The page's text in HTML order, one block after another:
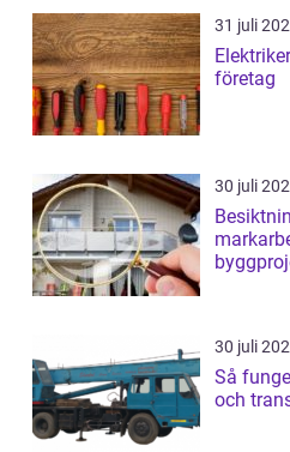
31 juli
Elektriker trygg el i hem
företag
30 juli
Besiktning i
30 juli
Så fungerar
och